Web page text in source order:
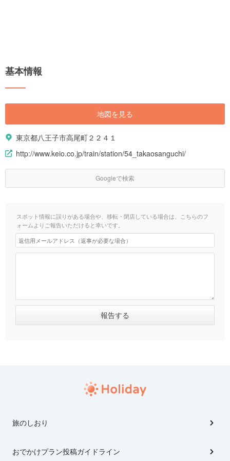
基本情報
地図を見る
東京都八王子市高尾町２２４１
http://www.keio.co.jp/train/station/54_takaosanguchi/
Googleで検索
スポット情報に誤りがある場合や、移転・閉店している場合は、こちらのフ
ォームよりご報告いただけると幸いです。
旅のしおり
おでかけプラン投稿ガイドライン